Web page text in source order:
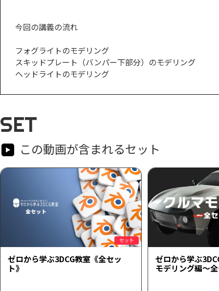
今回の講義の流れ
フォグライトのモデリング
スキッドプレート（バンパー下部分）のモデリング
ヘッドライトのモデリング
SET
この動画が含まれるセット
セット
ゼロから学ぶ3DCG教室《全セッ
ト》
ゼロから学ぶ
モデリング編～